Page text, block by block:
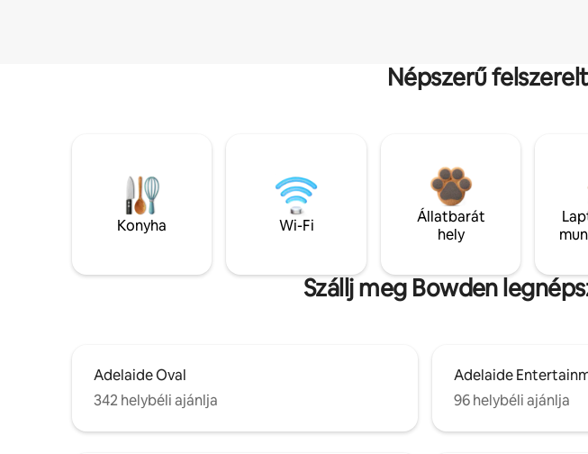
Népszerű
Konyha Wi-Fi
Állatbarát
hely
Szállj meg Bowden
Adelaide Oval
342 helybéli ajánlja
Adelaide
96 helybéli ajánlja